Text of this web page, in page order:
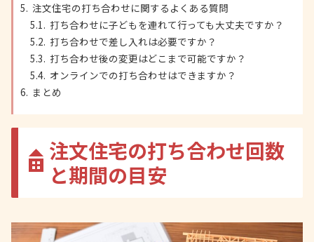
注文住宅の打ち合わせに関するよくある質問
打ち合わせに子どもを連れて行っても大丈夫ですか？
打ち合わせで差し入れは必要ですか？
打ち合わせ後の変更はどこまで可能ですか？
オンラインでの打ち合わせはできますか？
まとめ
注文住宅の打ち合わせ回数
と期間の目安